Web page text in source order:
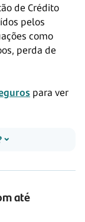
de Crédito
pelos
como
perda de
para ver
até